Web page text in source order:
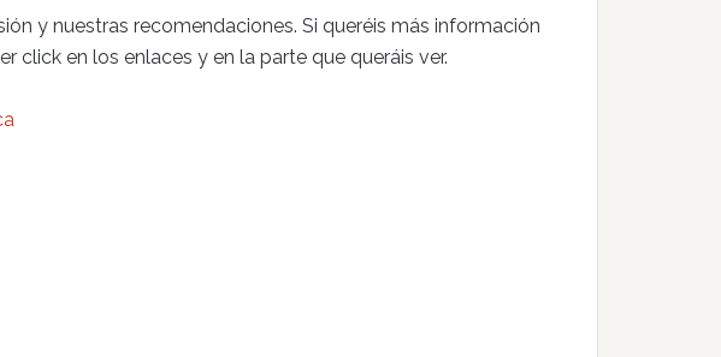
y nuestras recomendaciones. Si queréis más información
click en los enlaces y en la parte que queráis ver.